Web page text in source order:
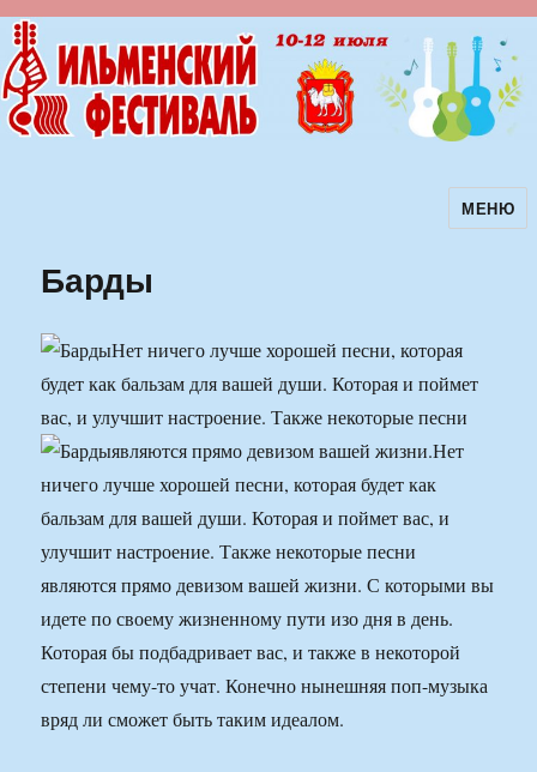
Ильменский фестиваль авторскойМЕНЮ
Барды
Нет ничего лучше хорошей песни, которая
будет как бальзам для вашей души. Которая и поймет
вас, и улучшит настроение. Также некоторые песни
являются прямо девизом вашей жизни.Нет
ничего лучше хорошей песни, которая будет как
бальзам для вашей души. Которая и поймет вас, и
улучшит настроение. Также некоторые песни
являются прямо девизом вашей жизни. С которыми вы
идете по своему жизненному пути изо дня в день.
Которая бы подбадривает вас, и также в некоторой
степени чему-то учат. Конечно нынешняя поп-музыка
вряд ли сможет быть таким идеалом.